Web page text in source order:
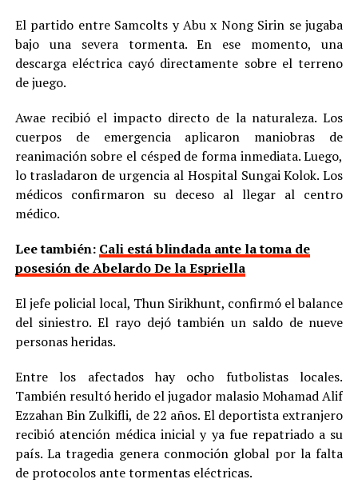
El partido entre Samcolts y Abu x Nong Sirin se jugaba
bajo una severa tormenta. En ese momento, una
descarga eléctrica cayó directamente sobre el terreno
de juego.
Awae recibió el impacto directo de la naturaleza. Los
cuerpos de emergencia aplicaron maniobras de
reanimación sobre el césped de forma inmediata. Luego,
lo trasladaron de urgencia al Hospital Sungai Kolok. Los
médicos confirmaron su deceso al llegar al centro
médico.
Lee también: Cali está blindada ante la toma de
posesión de Abelardo De la Espriella
El jefe policial local, Thun Sirikhunt, confirmó el balance
del siniestro. El rayo dejó también un saldo de nueve
personas heridas.
Entre los afectados hay ocho futbolistas locales.
También resultó herido el jugador malasio Mohamad Alif
Ezzahan Bin Zulkifli, de 22 años. El deportista extranjero
recibió atención médica inicial y ya fue repatriado a su
país. La tragedia genera conmoción global por la falta
de protocolos ante tormentas eléctricas.